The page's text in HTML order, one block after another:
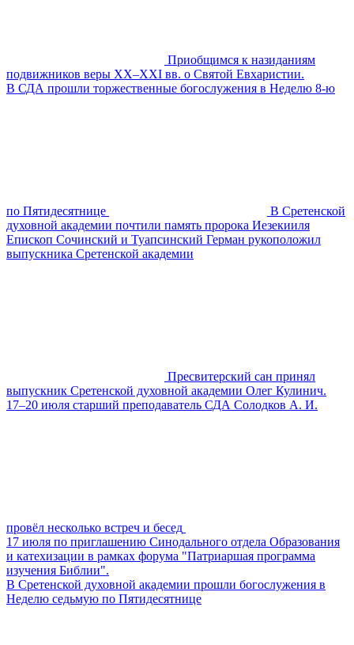
Приобщимся к назиданиям
подвижников веры XX–XXI вв. о Святой Евхаристии.
В СДА прошли торжественные богослужения в Неделю 8-ю
по Пятидесятнице
В Сретенской
духовной академии почтили память пророка Иезекииля
Епископ Сочинский и Туапсинский Герман рукоположил
выпускника Сретенской академии
Пресвитерский сан принял
выпускник Сретенской духовной академии Олег Кулинич.
17–20 июля старший преподаватель СДА Солодков А. И.
провёл несколько встреч и бесед
17 июля по приглашению Синодального отдела Образования
и катехизации в рамках форума "Патриаршая программа
изучения Библии".
В Сретенской духовной академии прошли богослужения в
Неделю седьмую по Пятидесятнице